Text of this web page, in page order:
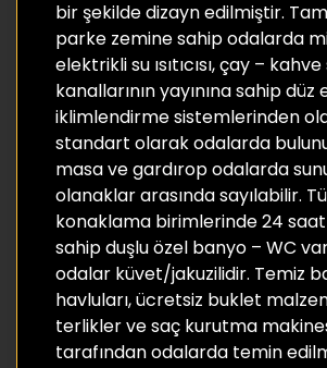
bir şekilde dizayn edilmiştir.
parke zemine sahip odalarda
elektrikli su ısıtıcısı, çay –
kanallarının yayınına sahip
iklimlendirme sistemlerinden
standart olarak odalarda
masa ve gardırop odalarda
olanaklar arasında sayılabilir.
konaklama birimlerinde 24 saat
sahip duşlu özel banyo – WC
odalar küvet/jakuzilidir. Temiz
havluları, ücretsiz buklet
terlikler ve saç kurutma
tarafından odalarda temin